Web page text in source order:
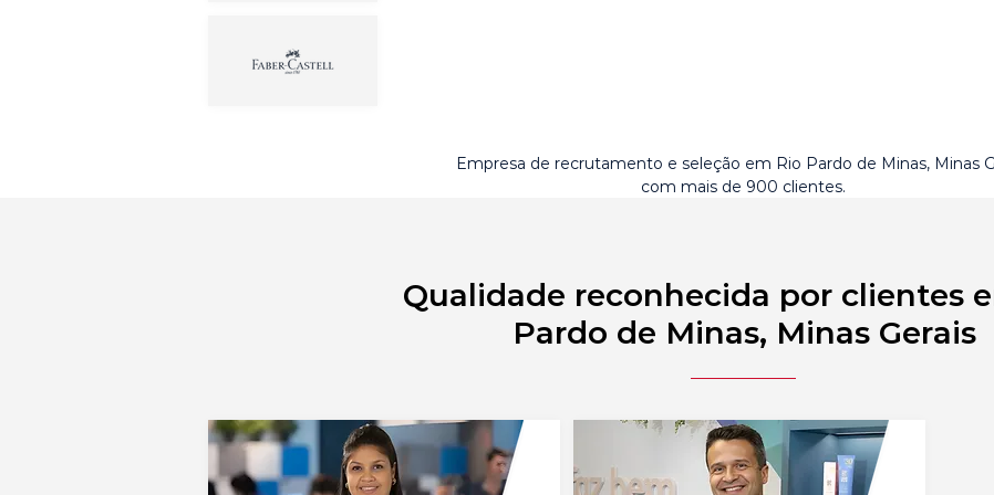
Empresa de recrutamento e seleção em Rio Pardo de Minas, Minas
com mais de 900 clientes.
Qualidade reconhecida por clientes
Pardo de Minas, Minas Gerais